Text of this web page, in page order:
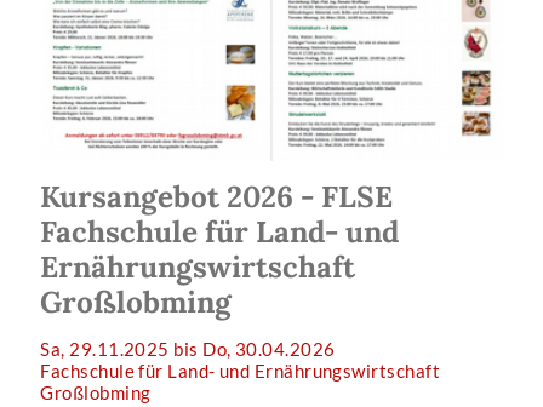
Kursangebot 2026 - FLSE
Fachschule für Land- und
Ernährungswirtschaft
Großlobming
Sa, 29.11.2025 bis Do, 30.04.2026
Fachschule für Land- und Ernährungswirtschaft
Großlobming